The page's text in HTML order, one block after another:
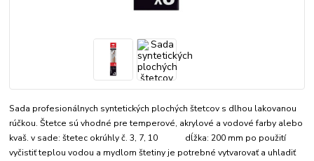
Sada profesionálnych syntetických plochých štetcov s dlhou lakovanou
rúčkou. Štetce sú vhodné pre temperové, akrylové a vodové farby alebo
kvaš. v sade: štetec okrúhly č. 3, 7, 10 dĺžka: 200 mm po použití
vyčistiť teplou vodou a mydlom štetiny je potrebné vytvarovať a uhladiť